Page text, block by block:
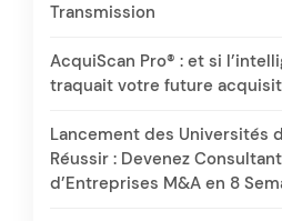
Transmission
AcquiScan Pro® : et si
traquait votre future
Lancement des Universités
Réussir : Devenez
d’Entreprises M&A en 8